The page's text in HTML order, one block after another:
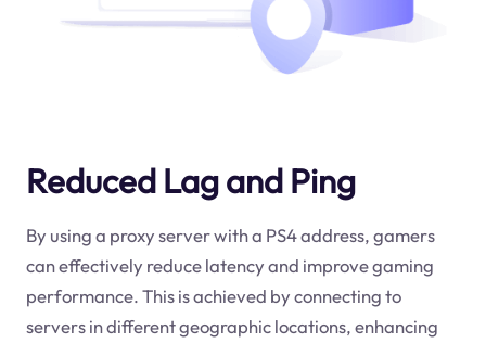
Reduced Lag and Ping
By using a proxy server with a PS4 address, gamers
can effectively reduce latency and improve gaming
performance. This is achieved by connecting to
servers in different geographic locations, enhancing